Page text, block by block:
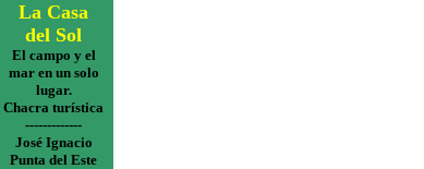
La Casa
del Sol
El campo y el
mar en un solo
lugar.
Chacra turística
-------------
José Ignacio
Punta del Este